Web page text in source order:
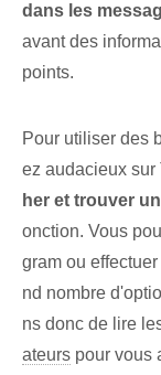
dans les
avant des
points.
Pour utiliser des
ez audacieux sur
her et trouver
onction. Vous
gram ou
nd⁤ nombre
ns donc de lire
ateurs pour vous